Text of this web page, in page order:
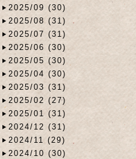
2025/09 (30)
2025/08 (31)
2025/07 (31)
2025/06 (30)
2025/05 (30)
2025/04 (30)
2025/03 (31)
2025/02 (27)
2025/01 (31)
2024/12 (31)
2024/11 (29)
2024/10 (30)